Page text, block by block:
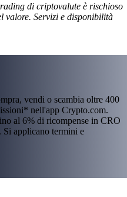
di criptovalute è rischioso
valore. Servizi e disponibilità
vendi o scambia oltre 400
nell'app Crypto.com.
al 6% di ricompense in CRO
Si applicano termini e